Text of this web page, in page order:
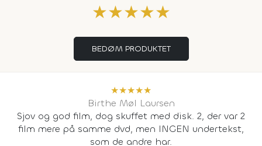
★★★★★
BEDØM PRODUKTET
★★★★★
Birthe Møl Laursen
Sjov og god film, dog skuffet med disk. 2, der var 2
film mere på samme dvd, men INGEN undertekst,
som de andre har.